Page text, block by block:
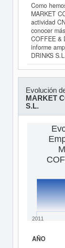
Como
MARKET
actividad
conocer
COFFEE &
informe
DRINKS
Evolución
MARKET
S.L.
2011
AÑO